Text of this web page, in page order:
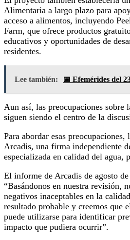
Alimentaria a largo plazo para
acceso a alimentos, incluyendo
Farm, que ofrece productos
educativos y oportunidades de
residentes.
Lee también: 📅 Efemérides del
Aun así, las preocupaciones sobre
siguen siendo el centro de la
Para abordar esas
Arcadis, una firma independiente
especializada en calidad del agua,
El informe de Arcadis de agosto
“Basándonos en nuestra revisión,
negativos inaceptables en la
resultado probable y creemos que
puede utilizarse para identificar
impacto que pudiera ocurrir”.